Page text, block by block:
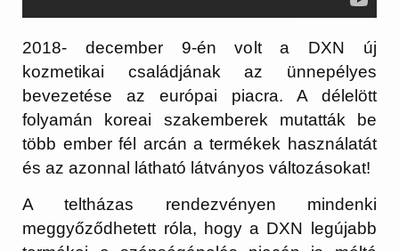
2018- december 9-én volt a DXN új
kozmetikai családjának az ünnepélyes
bevezetése az európai piacra. A délelött
folyamán koreai szakemberek mutatták be
több ember fél arcán a termékek használatát
és az azonnal látható látványos változásokat!
A teltházas rendezvényen mindenki
meggyőződhetett róla, hogy a DXN legújabb